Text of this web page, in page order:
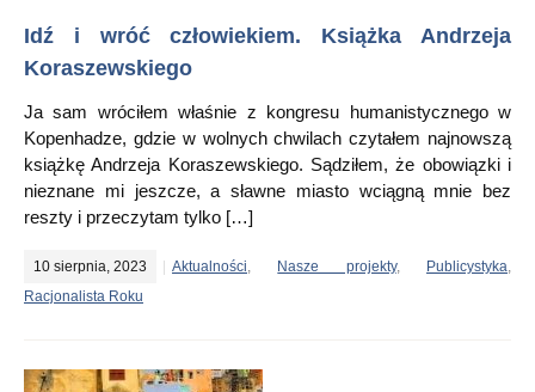
Idź i wróć człowiekiem. Książka Andrzeja
Koraszewskiego
Ja sam wróciłem właśnie z kongresu humanistycznego w
Kopenhadze, gdzie w wolnych chwilach czytałem najnowszą
książkę Andrzeja Koraszewskiego. Sądziłem, że obowiązki i
nieznane mi jeszcze, a sławne miasto wciągną mnie bez
reszty i przeczytam tylko […]
10 sierpnia, 2023 Aktualności, Nasze projekty, Publicystyka,
Racjonalista Roku